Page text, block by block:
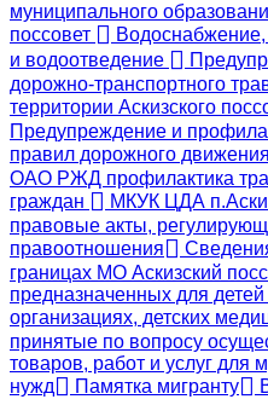
муниципального
поссовет
и водоотведение
дорожно-транспортного
территории Аскизского
Предупреждение и
правил дорожного движения
ОАО РЖД профилактика
граждан
МКУК ЦДА
правовые акты,
правоотношения
границах МО Аскизский
предназначенных для
организациях, детских
принятые по вопросу
товаров, работ и услуг для
нужд
Памятка мигранту